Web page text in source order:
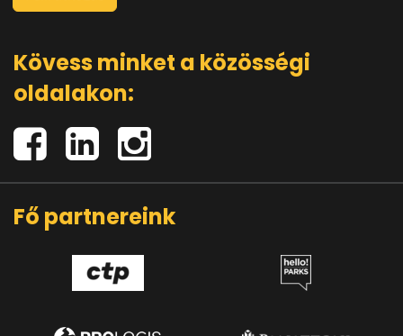
Kövess minket a közösségi
oldalakon:
Fő partnereink